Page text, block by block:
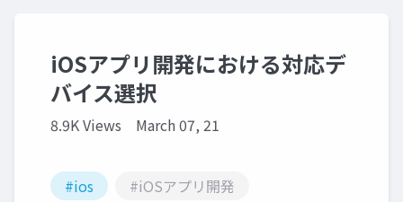
iOSアプリ開発における対応デ
バイス選択
8.9K Views March 07, 21
#ios
#iOSアプリ開発